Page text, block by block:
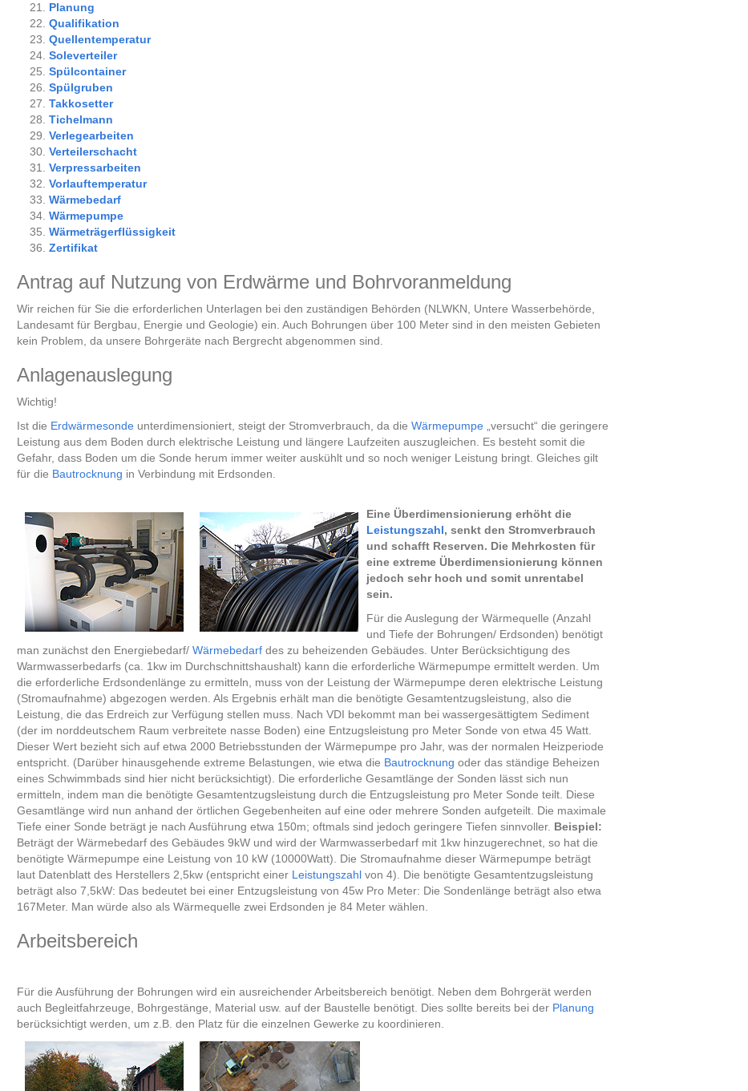
Planung
Qualifikation
Quellentemperatur
Soleverteiler
Spülcontainer
Spülgruben
Takkosetter
Tichelmann
Verlegearbeiten
Verteilerschacht
Verpressarbeiten
Vorlauftemperatur
Wärmebedarf
Wärmepumpe
Wärmeträgerflüssigkeit
Zertifikat
Antrag auf Nutzung von Erdwärme und Bohrvoranmeldung
Wir reichen für Sie die erforderlichen Unterlagen bei den zuständigen Behörden (NLWKN, Untere Wasserbehörde,
Landesamt für Bergbau, Energie und Geologie) ein. Auch Bohrungen über 100 Meter sind in den meisten Gebieten
kein Problem, da unsere Bohrgeräte nach Bergrecht abgenommen sind.
Anlagenauslegung
Wichtig!
Ist die Erdwärmesonde unterdimensioniert, steigt der Stromverbrauch, da die Wärmepumpe „versucht“ die geringere
Leistung aus dem Boden durch elektrische Leistung und längere Laufzeiten auszugleichen. Es besteht somit die
Gefahr, dass Boden um die Sonde herum immer weiter auskühlt und so noch weniger Leistung bringt. Gleiches gilt
für die Bautrocknung in Verbindung mit Erdsonden.
Eine Überdimensionierung erhöht die
Leistungszahl, senkt den Stromverbrauch
und schafft Reserven. Die Mehrkosten für
eine extreme Überdimensionierung können
jedoch sehr hoch und somit unrentabel
sein.
Für die Auslegung der Wärmequelle (Anzahl
und Tiefe der Bohrungen/ Erdsonden) benötigt
man zunächst den Energiebedarf/ Wärmebedarf des zu beheizenden Gebäudes. Unter Berücksichtigung des
Warmwasserbedarfs (ca. 1kw im Durchschnittshaushalt) kann die erforderliche Wärmepumpe ermittelt werden. Um
die erforderliche Erdsondenlänge zu ermitteln, muss von der Leistung der Wärmepumpe deren elektrische Leistung
(Stromaufnahme) abgezogen werden. Als Ergebnis erhält man die benötigte Gesamtentzugsleistung, also die
Leistung, die das Erdreich zur Verfügung stellen muss. Nach VDI bekommt man bei wassergesättigtem Sediment
(der im norddeutschem Raum verbreitete nasse Boden) eine Entzugsleistung pro Meter Sonde von etwa 45 Watt.
Dieser Wert bezieht sich auf etwa 2000 Betriebsstunden der Wärmepumpe pro Jahr, was der normalen Heizperiode
entspricht. (Darüber hinausgehende extreme Belastungen, wie etwa die Bautrocknung oder das ständige Beheizen
eines Schwimmbads sind hier nicht berücksichtigt). Die erforderliche Gesamtlänge der Sonden lässt sich nun
ermitteln, indem man die benötigte Gesamtentzugsleistung durch die Entzugsleistung pro Meter Sonde teilt. Diese
Gesamtlänge wird nun anhand der örtlichen Gegebenheiten auf eine oder mehrere Sonden aufgeteilt. Die maximale
Tiefe einer Sonde beträgt je nach Ausführung etwa 150m; oftmals sind jedoch geringere Tiefen sinnvoller. Beispiel:
Beträgt der Wärmebedarf des Gebäudes 9kW und wird der Warmwasserbedarf mit 1kw hinzugerechnet, so hat die
benötigte Wärmepumpe eine Leistung von 10 kW (10000Watt). Die Stromaufnahme dieser Wärmepumpe beträgt
laut Datenblatt des Herstellers 2,5kw (entspricht einer Leistungszahl von 4). Die benötigte Gesamtentzugsleistung
beträgt also 7,5kW: Das bedeutet bei einer Entzugsleistung von 45w Pro Meter: Die Sondenlänge beträgt also etwa
167Meter. Man würde also als Wärmequelle zwei Erdsonden je 84 Meter wählen.
Arbeitsbereich
Für die Ausführung der Bohrungen wird ein ausreichender Arbeitsbereich benötigt. Neben dem Bohrgerät werden
auch Begleitfahrzeuge, Bohrgestänge, Material usw. auf der Baustelle benötigt. Dies sollte bereits bei der Planung
berücksichtigt werden, um z.B. den Platz für die einzelnen Gewerke zu koordinieren.